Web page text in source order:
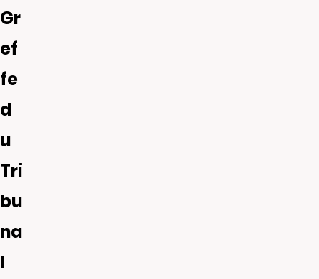
Gr
ef
fe
d
u
Tri
bu
na
l